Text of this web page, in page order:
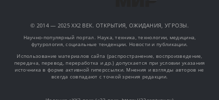
© 2014 — 2025 XX2 ВЕК. ОТКРЫТИЯ, ОЖИДАНИЯ, УГРОЗЫ.
Научно-популярный портал. Наука, техника, технологии, медицина,
футурология, социальные тенденции. Новости и публикации.
Использование материалов сайта (распространение, воспроизведение,
передача, перевод, переработка и др.) допускается при условии указания
источника в форме активной гиперссылки. Мнения и взгляды авторов не
всегда совпадают с точкой зрения редакции.